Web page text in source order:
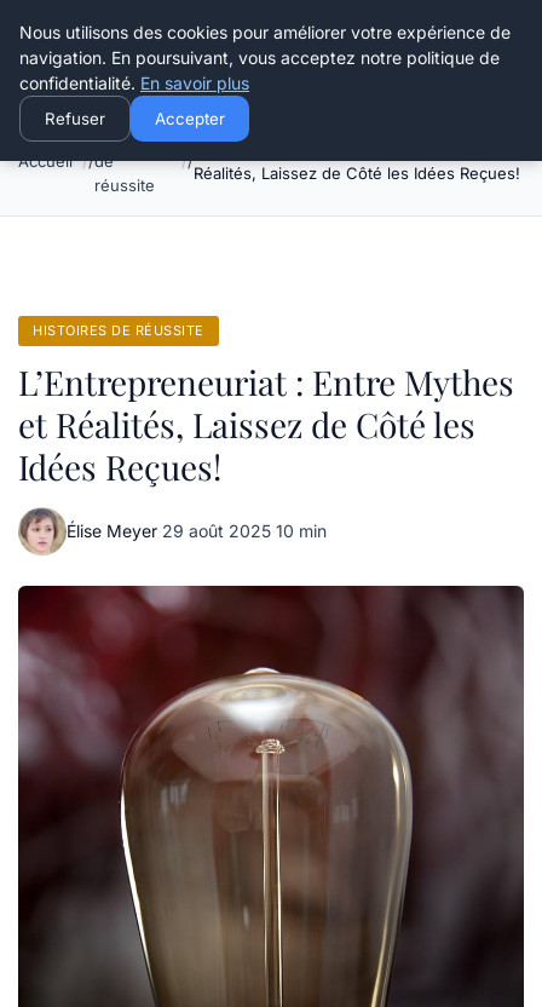
Henry Panky
Accueil
Histoires
de
réussite
Réalités, Laissez de Côté les Idées Reçues!
HISTOIRES DE RÉUSSITE
L’Entrepreneuriat : Entre Mythes
et Réalités, Laissez de Côté les
Idées Reçues!
Élise Meyer·29 août 2025·10 min
Nous utilisons des cookies pour améliorer votre expérience de
navigation. En poursuivant, vous acceptez notre politique de
confidentialité. En savoir plus
Refuser Accepter